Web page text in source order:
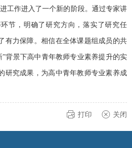
工作进入了一个新的阶段。通过专家讲
节，明确了研究方向，落实了研究任
有力保障。相信在全体课题组成员的共
”背景下高中青年教师专业素养提升的实
研究成果，为高中青年教师专业素养成
打印 关闭